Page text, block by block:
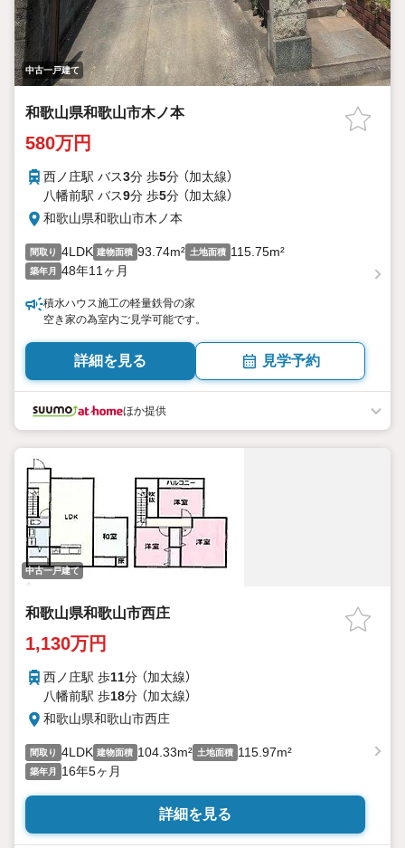
中古一戸建て
和歌山県和歌山市木ノ本
580万円
西ノ庄駅 バス3分 歩5分 （加太線）
八幡前駅 バス9分 歩5分 （加太線）
和歌山県和歌山市木ノ本
間取り 4LDK 建物面積 93.74m² 土地面積 115.75m²
築年月 48年11ヶ月
積水ハウス施工の軽量鉄骨の家
空き家の為室内ご見学可能です。
詳細を見る 見学予約
ほか提供
中古一戸建て
和歌山県和歌山市西庄
1,130万円
西ノ庄駅 歩11分 （加太線）
八幡前駅 歩18分 （加太線）
和歌山県和歌山市西庄
間取り 4LDK 建物面積 104.33m² 土地面積 115.97m²
築年月 16年5ヶ月
詳細を見る